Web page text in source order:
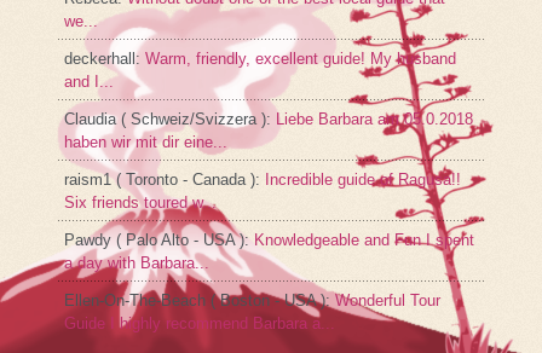
we...
deckerhall:Warm, friendly, excellent guide! My husband
and I...
Claudia ( Schweiz/Svizzera ): Liebe Barbara am 05.0.2018
haben wir mit dir eine...
raism1 ( Toronto - Canada ):
Incredible guide of Ragusa!!
Six friends toured w...
Pawdy ( Palo Alto - USA ): Knowledgeable and Fun I spent
a day with Barbara...
Ellen-On-The-Beach ( Boston - USA ):Wonderful Tour
Guide I highly recommend Barbara a...